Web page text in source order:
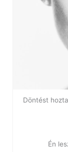
nem
negatív
Miért
pusztán a
Miért nem
marha
Döntést
Én